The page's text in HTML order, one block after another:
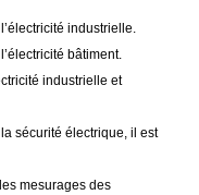
industrielle.
bâtiment.
industrielle et
sécurité électrique, il est
mesurages des